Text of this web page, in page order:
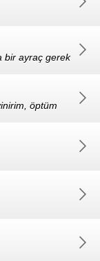
bir ayraç gerek
öptüm